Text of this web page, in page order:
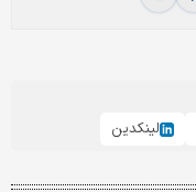
لینکدین